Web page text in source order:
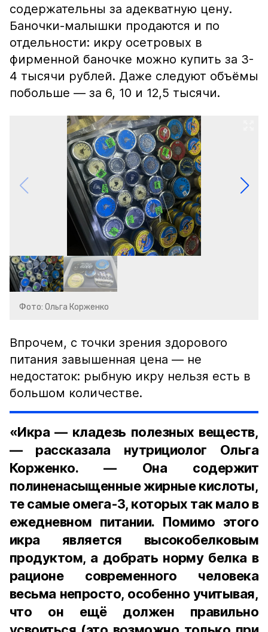
содержательны за адекватную цену.
Баночки-малышки продаются и по
отдельности: икру осетровых в
фирменной баночке можно купить за 3-
4 тысячи рублей. Даже следуют объёмы
побольше — за 6, 10 и 12,5 тысячи.
Фото: Ольга Корженко
Впрочем, с точки зрения здорового
питания завышенная цена — не
недостаток: рыбную икру нельзя есть в
большом количестве.
«Икра — кладезь полезных веществ,
— рассказала нутрициолог Ольга
Корженко. — Она содержит
полиненасыщенные жирные кислоты,
те самые омега-3, которых так мало в
ежедневном питании. Помимо этого
икра является высокобелковым
продуктом, а добрать норму белка в
рационе современного человека
весьма непросто, особенно учитывая,
что он ещё должен правильно